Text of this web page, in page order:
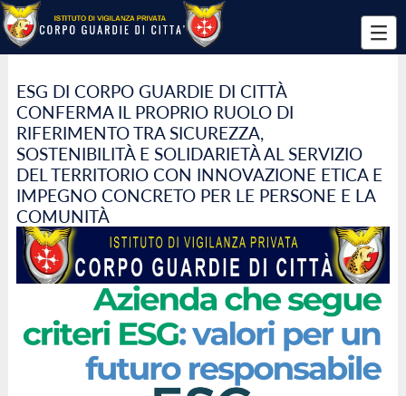
ESG DI CORPO GUARDIE DI CITTÀ
CONFERMA IL PROPRIO RUOLO DI
RIFERIMENTO TRA SICUREZZA,
SOSTENIBILITÀ E SOLIDARIETÀ AL SERVIZIO
DEL TERRITORIO CON INNOVAZIONE ETICA E
IMPEGNO CONCRETO PER LE PERSONE E LA
COMUNITÀ